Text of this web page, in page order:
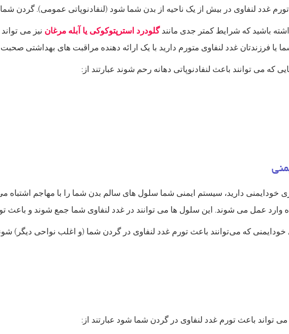
غدد لنفاوی در بیش از یک ناحیه از بدن شما شود (لنفادنوپاتی عمومی). گردن
باشید که شرایط کمتر جدی مانند گلودرد استرپتوکوکی یا آبله مرغان نیز می
فرزندتان غدد لنفاوی متورم دارید با یک ارائه دهنده مراقبت های بهداشتی صحبت
که می توانند باعث لنفادنوپاتی دهانه رحم شوند عبارتند از:
خودایمنی دارید، سیستم ایمنی شما سلول های سالم بدن شما را با مهاجم اشتباه می
وارد عمل می شوند. این سلول ها می توانند در غدد لنفاوی شما جمع شوند و باعث
خودایمنی که می‌توانند باعث تورم غدد لنفاوی در گردن شما (و اغلب نواحی دیگر)
تواند باعث تورم غدد لنفاوی در گردن شما شود عبارتند از: